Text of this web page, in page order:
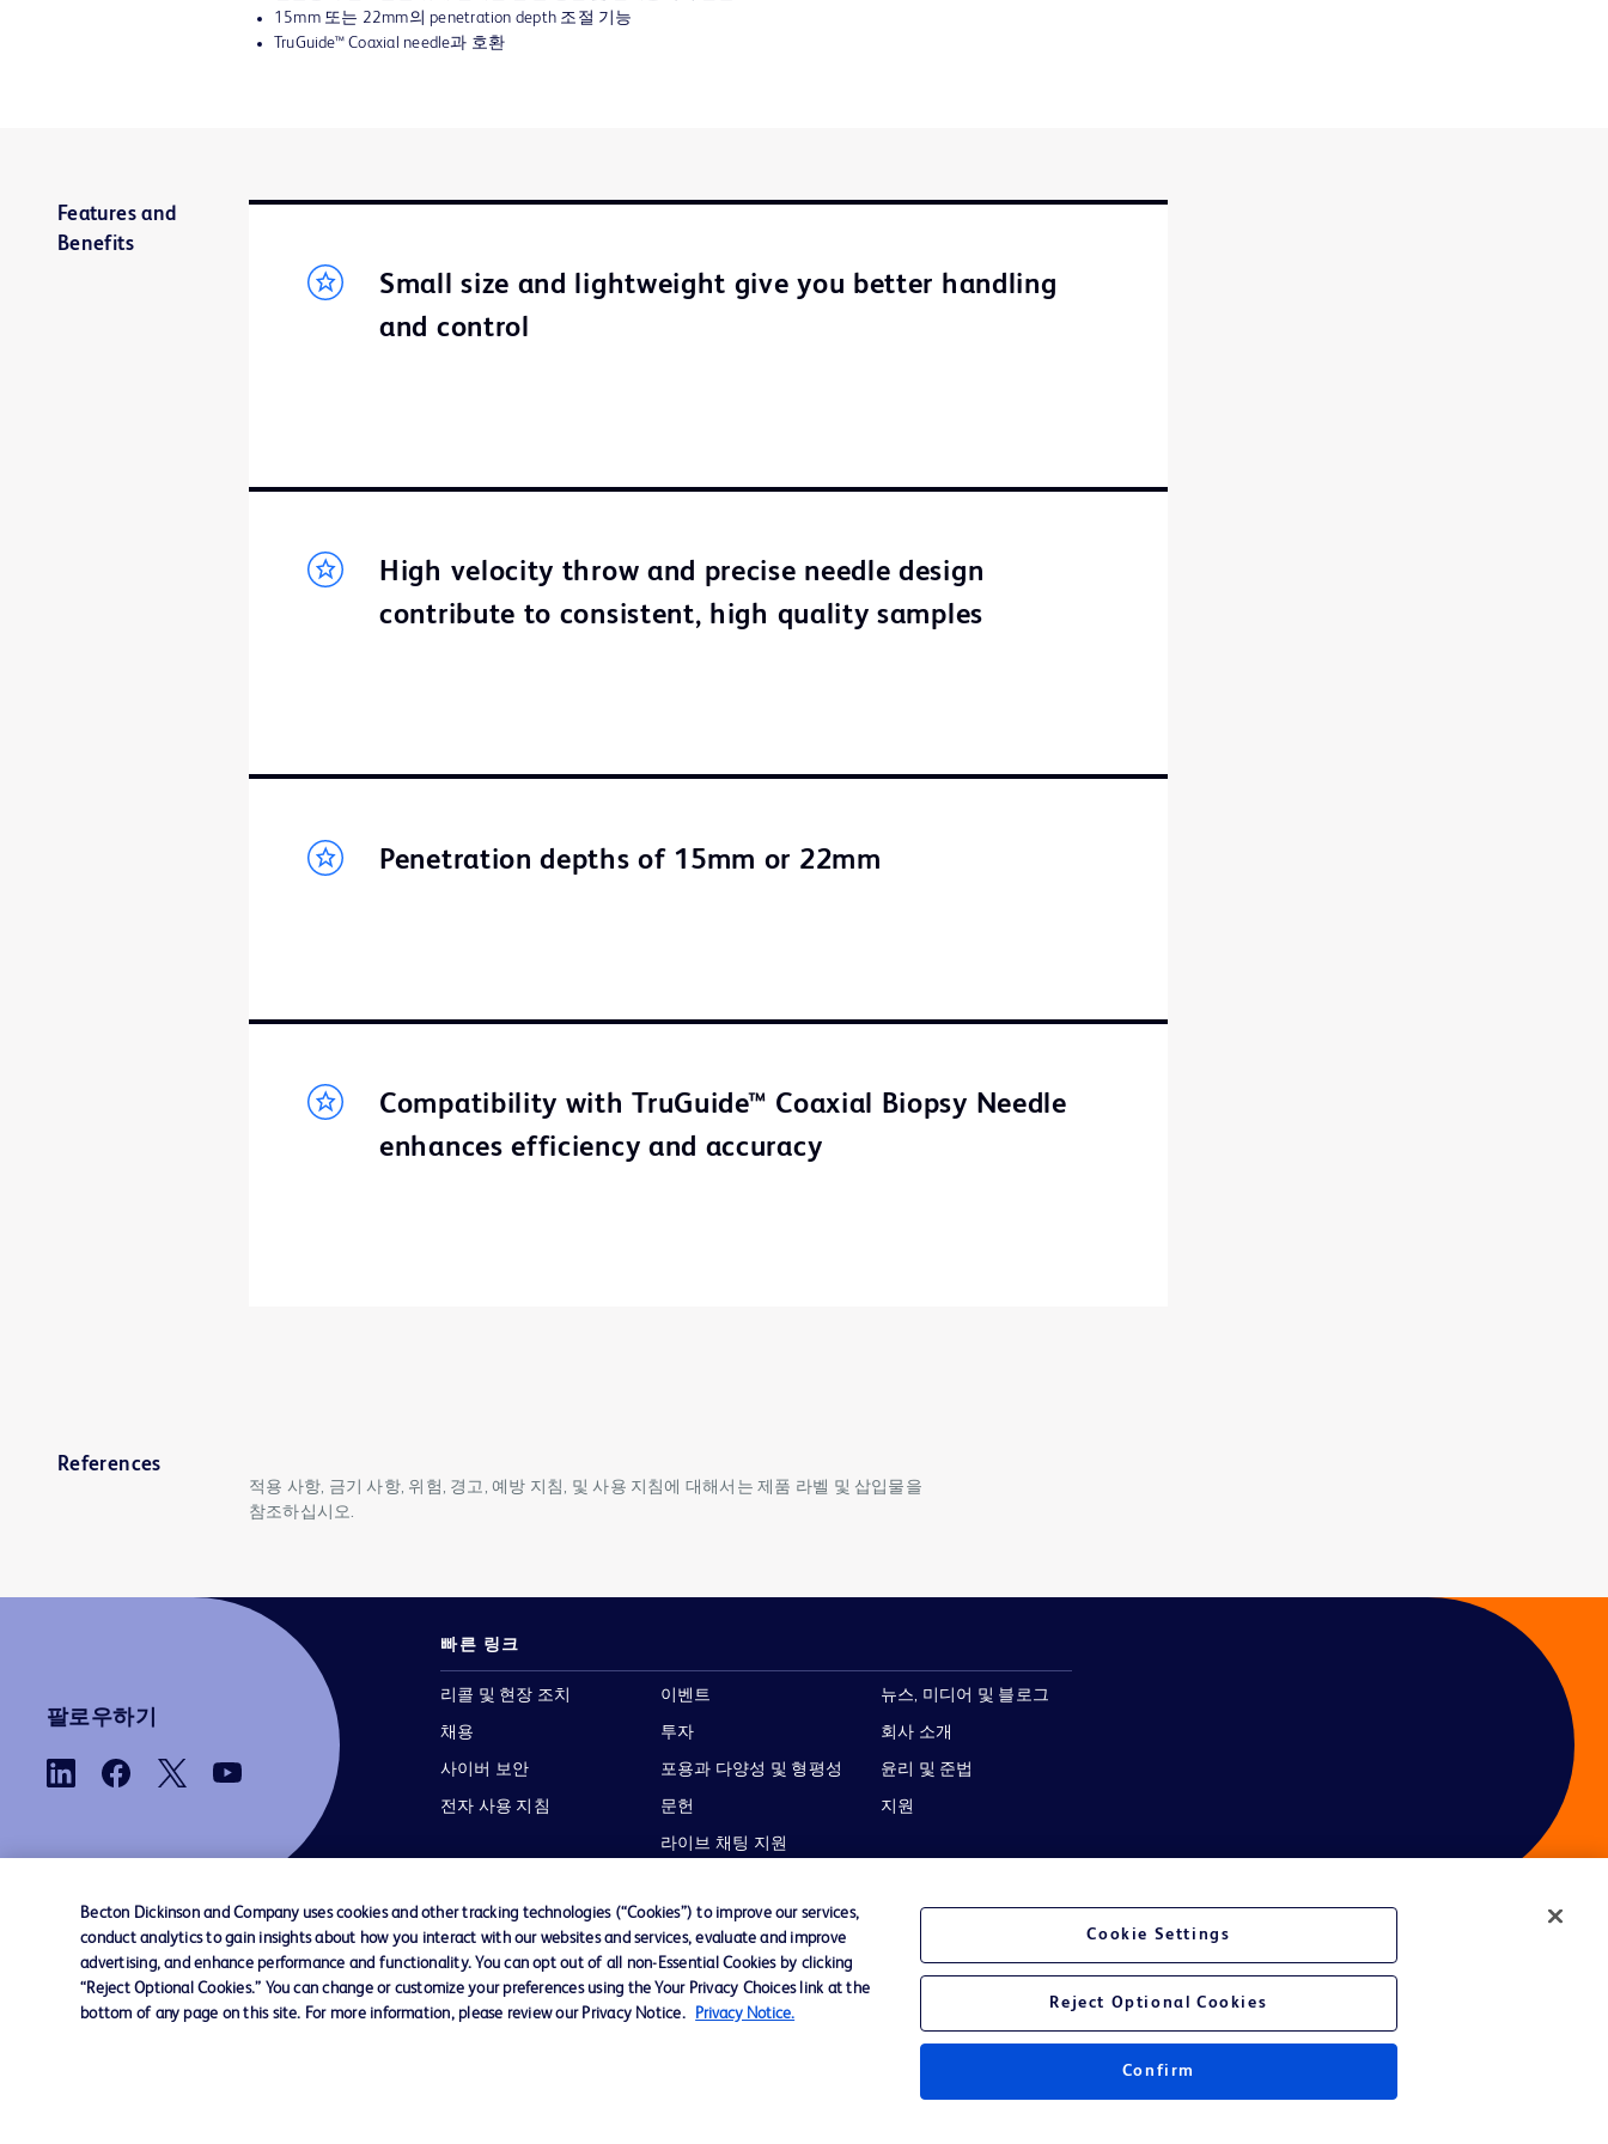
15mm 또는 22mm의 penetration depth 조절 기능
TruGuide™ Coaxial needle과 호환
Features and
Benefits
Small size and lightweight give you better handling
and control
High velocity throw and precise needle design
contribute to consistent, high quality samples
Penetration depths of 15mm or 22mm
Compatibility with TruGuide™ Coaxial Biopsy Needle
enhances efficiency and accuracy
References
적용 사항, 금기 사항, 위험, 경고, 예방 지침, 및 사용 지침에 대해서는 제품 라벨 및 삽입물을
참조하십시오.
팔로우하기
빠른 링크
리콜 및 현장 조치
채용
사이버 보안
전자 사용 지침
이벤트
투자
포용과 다양성 및 형평성
문헌
라이브 채팅 지원
뉴스, 미디어 및 블로그
회사 소개
윤리 및 준법
지원
당사로 문의하기 쿠키 기본 설정 개인정보 이용 약관 개인정보처리방침 웹사이트 접근성
Becton Dickinson and Company uses cookies and other tracking technologies (“Cookies”) to improve our services,
conduct analytics to gain insights about how you interact with our websites and services, evaluate and improve
advertising, and enhance performance and functionality. You can opt out of all non-Essential Cookies by clicking
“Reject Optional Cookies.” You can change or customize your preferences using the Your Privacy Choices link at the
bottom of any page on this site. For more information, please review our Privacy Notice.
Privacy Notice.
Cookie Settings
Reject Optional Cookies
Confirm